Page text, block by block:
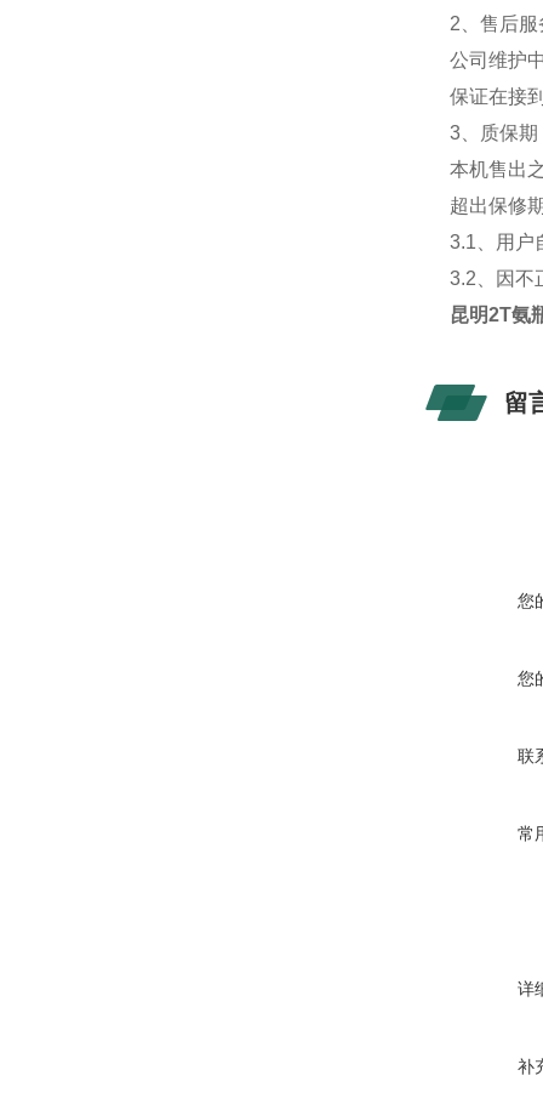
2、售后服
公司维护
保证在接
3、质保期
本机售出
超出保修
3.1、用户
3.2、因不
昆明2T氨
留
您
您
联
常
详
补